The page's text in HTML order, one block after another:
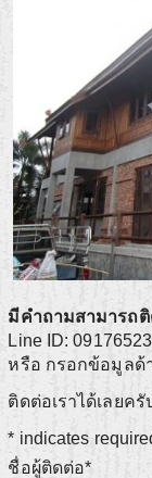
มีคำถามสามารถ
Line ID:
หรือ กรอกข้อมูลด้
ติดต่อเราได้เลยครั
* indicates
ชื่อผู้ติดต่อ*